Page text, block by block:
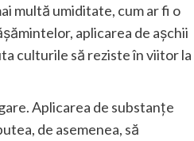
multă umiditate, cum ar fi o
aplicarea de așchii
culturile să reziste în viitor la
Aplicarea de substanțe
de asemenea, să